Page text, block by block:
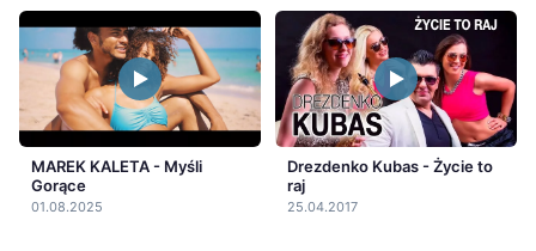
MAREK KALETA - Myśli
Gorące
01.08.2025
Drezdenko Kubas - Życie to
raj
25.04.2017